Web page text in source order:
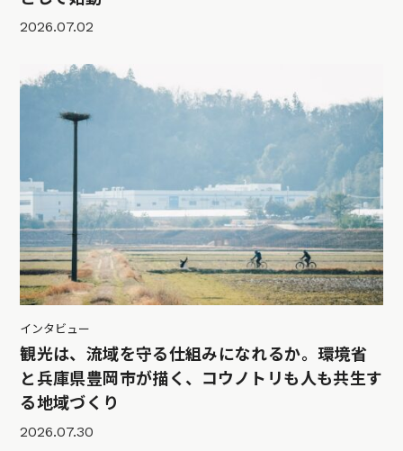
2026.07.02
インタビュー
観光は、流域を守る仕組みになれるか。環境省
と兵庫県豊岡市が描く、コウノトリも人も共生す
る地域づくり
2026.07.30